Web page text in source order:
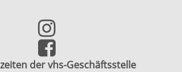
der vhs-Geschäftsstelle